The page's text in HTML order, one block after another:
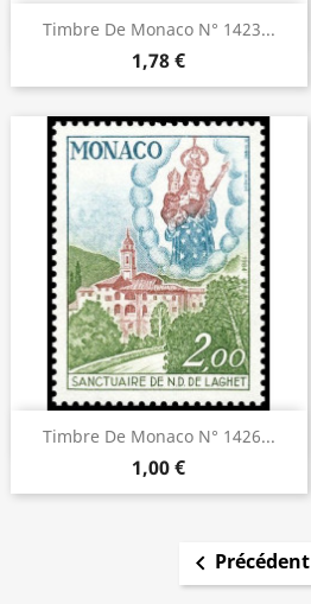
Timbre De Monaco N° 1423...
1,78 €
Aperçu rapide
Timbre De Monaco N° 1426...
1,00 €
Aperçu rapide
 Précédent